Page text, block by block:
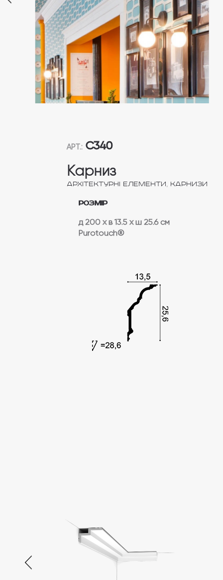
АРТ.: C340
Карниз
Архітектурні елементи, Карнизи
Розмір
д 200xв 13.5xш 25.6 см
Purotouch®